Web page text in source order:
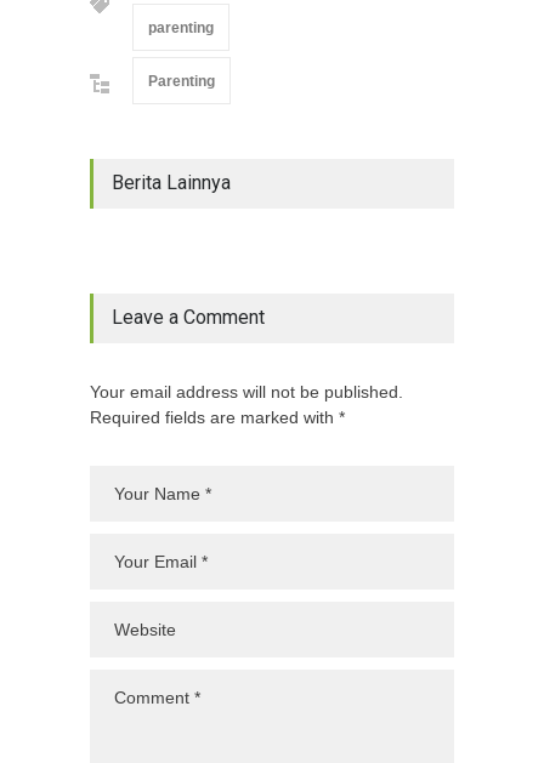
parenting
Parenting
Berita Lainnya
Leave a Comment
Your email address will not be published.
Required fields are marked with *